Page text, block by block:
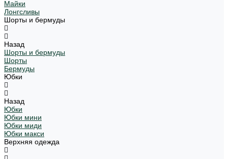
Майки
Лонгсливы
Шорты и бермуды
Назад
Шорты и бермуды
Шорты
Бермуды
Юбки
Назад
Юбки
Юбки мини
Юбки миди
Юбки макси
Верхняя одежда